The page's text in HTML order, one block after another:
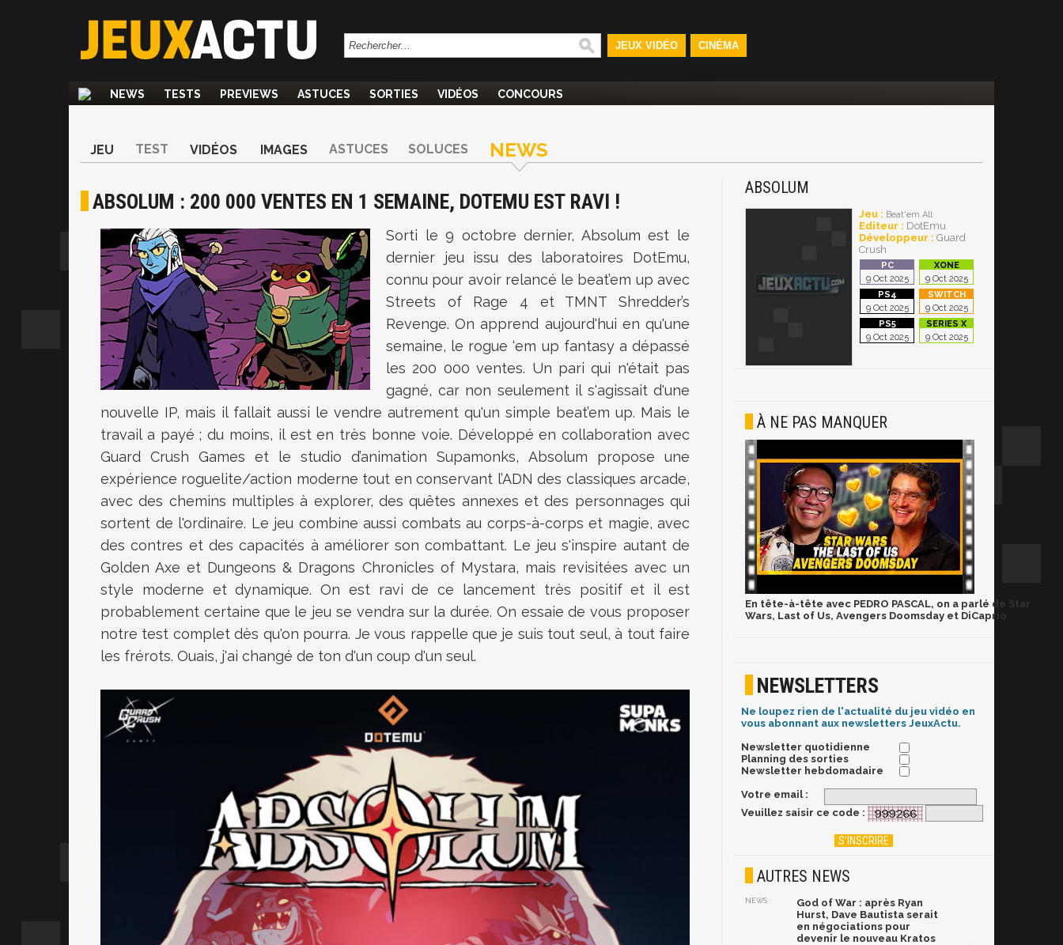
JEUX VIDÉO CINÉMA
NEWS TESTS PREVIEWS ASTUCES SORTIES VIDÉOS CONCOURS
JEU TEST VIDÉOS IMAGES ASTUCES SOLUCES NEWS
ABSOLUM : 200 000 VENTES EN 1 SEMAINE, DOTEMU EST RAVI !
Sorti le 9 octobre dernier, Absolum est le
dernier jeu issu des laboratoires DotEmu,
connu pour avoir relancé le beat’em up avec
Streets of Rage 4 et TMNT Shredder’s
Revenge. On apprend aujourd'hui en qu'une
semaine, le rogue ‘em up fantasy a dépassé
les 200 000 ventes. Un pari qui n'était pas
gagné, car non seulement il s'agissait d'une
nouvelle IP, mais il fallait aussi le vendre autrement qu'un simple beat’em up. Mais le
travail a payé ; du moins, il est en très bonne voie. Développé en collaboration avec
Guard Crush Games et le studio d’animation Supamonks, Absolum propose une
expérience roguelite/action moderne tout en conservant l’ADN des classiques arcade,
avec des chemins multiples à explorer, des quêtes annexes et des personnages qui
sortent de l'ordinaire. Le jeu combine aussi combats au corps-à-corps et magie, avec
des contres et des capacités à améliorer son combattant. Le jeu s'inspire autant de
Golden Axe et Dungeons & Dragons Chronicles of Mystara, mais revisitées avec un
style moderne et dynamique. On est ravi de ce lancement très positif et il est
probablement certaine que le jeu se vendra sur la durée. On essaie de vous proposer
notre test complet dès qu'on pourra. Je vous rappelle que je suis tout seul, à tout faire
les frérots. Ouais, j'ai changé de ton d'un coup d'un seul.
ABSOLUM
Jeu : Beat'em All
Editeur : DotEmu
Développeur : Guard
Crush
9 Oct 2025 9 Oct 2025
9 Oct 2025 9 Oct 2025
9 Oct 2025 9 Oct 2025
À NE PAS MANQUER
En tête-à-tête avec PEDRO PASCAL, on a parlé de Star
Wars, Last of Us, Avengers Doomsday et DiCaprio
NEWSLETTERS
Ne loupez rien de l'actualité du jeu vidéo en
vous abonnant aux newsletters JeuxActu.
Newsletter quotidienne
Planning des sorties
Newsletter hebdomadaire
Votre email :
Veuillez saisir ce code :
AUTRES NEWS
NEWS
God of War : après Ryan
Hurst, Dave Bautista serait
en négociations pour
devenir le nouveau Kratos